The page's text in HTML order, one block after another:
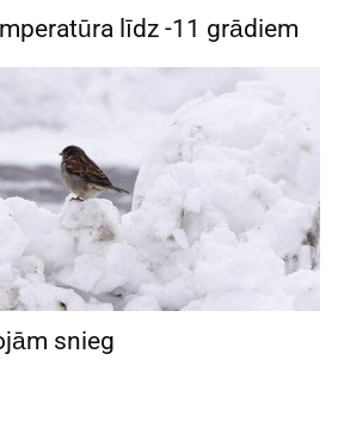
līdz -11 grādiem
snieg